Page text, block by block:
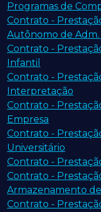
Programas de
Contrato -
Autônomo de Adm.
Contrato -
Infantil
Contrato -
Interpretação
Contrato -
Empresa
Contrato -
Universitário
Contrato -
Contrato -
Armazenamento
Contrato -